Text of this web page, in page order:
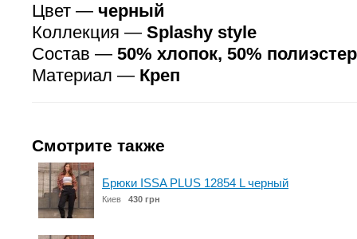
Цвет — черный
Коллекция — Splashy style
Состав — 50% хлопок, 50% полиэстер
Материал — Креп
Смотрите также
Брюки ISSA PLUS 12854 L черный
Киев 430 грн